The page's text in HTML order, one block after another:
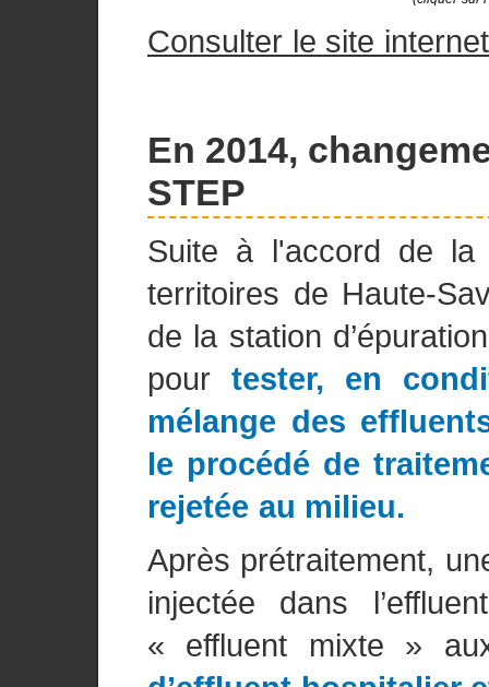
Consulter le site
En 2014,
STEP
Suite à l'accord de la
territoires de Haute-
de la station
pour tester, en
mélange des
le procédé de
rejetée au milieu.
Après prétraitement,
injectée dans
« effluent mixte »